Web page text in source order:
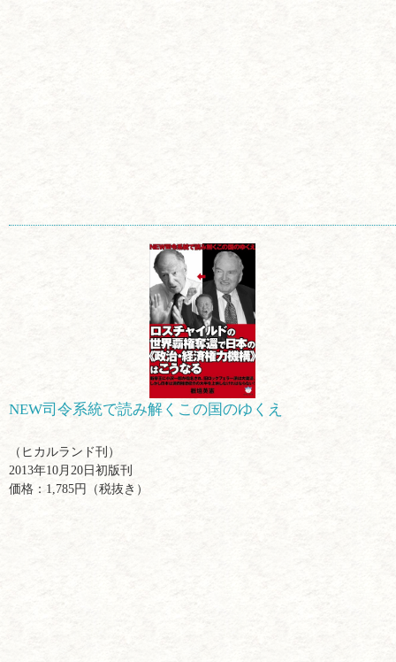
NEW司令系統で読み解くこの国のゆくえ
（ヒカルランド刊）
2013年10月20日初版刊
価格：1,785円（税抜き）